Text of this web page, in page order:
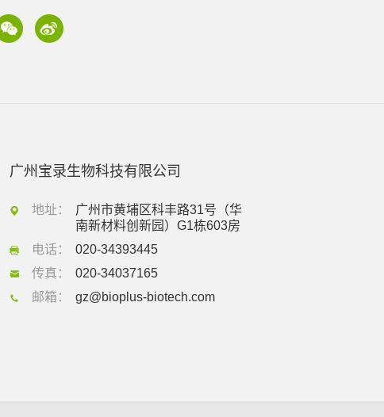
广州宝录生物科技有限公司
地址：
广州市黄埔区科丰路31号（华
南新材料创新园）G1栋603房
电话：
020-34393445
传真：
020-34037165
邮箱：
gz@bioplus-biotech.com